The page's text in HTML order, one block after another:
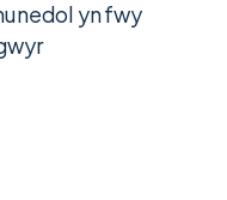
yn fwy